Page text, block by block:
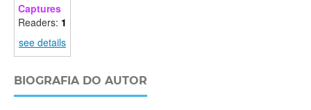
Captures
Readers: 1
see details
BIOGRAFIA DO AUTOR